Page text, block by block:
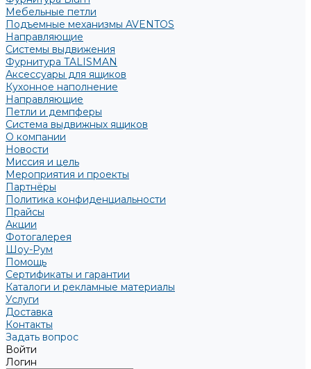
Мебельные петли
Подъемные механизмы AVENTOS
Направляющие
Системы выдвижения
Фурнитура TALISMAN
Аксессуары для ящиков
Кухонное наполнение
Направляющие
Петли и демпферы
Система выдвижных ящиков
О компании
Новости
Миссия и цель
Мероприятия и проекты
Партнёры
Политика конфиденциальности
Прайсы
Акции
Фотогалерея
Шоу-Рум
Помощь
Сертификаты и гарантии
Каталоги и рекламные материалы
Услуги
Доставка
Контакты
Задать вопрос
Войти
Логин